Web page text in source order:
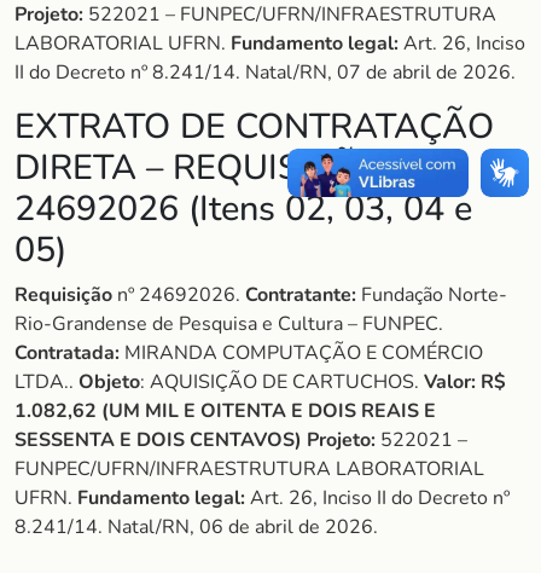
Projeto: 522021 – FUNPEC/UFRN/INFRAESTRUTURA
LABORATORIAL UFRN. Fundamento legal:Art. 26, Inciso
II do Decreto nº 8.241/14. Natal/RN, 07 de abril de 2026.
EXTRATO DE CONTRATAÇÃO
DIRETA – REQUISIÇÃO Nº
24692026 (Itens 02, 03, 04 e
05)
Requisição nº 24692026. Contratante: Fundação Norte-
Rio-Grandense de Pesquisa e Cultura – FUNPEC.
Contratada: MIRANDA COMPUTAÇÃO E COMÉRCIO
LTDA.. Objeto: AQUISIÇÃO DE CARTUCHOS. Valor: R$
1.082,62 (UM MIL E OITENTA E DOIS REAIS E
SESSENTA E DOIS CENTAVOS) Projeto: 522021 –
FUNPEC/UFRN/INFRAESTRUTURA LABORATORIAL
UFRN. Fundamento legal:Art. 26, Inciso II do Decreto nº
8.241/14. Natal/RN, 06 de abril de 2026.